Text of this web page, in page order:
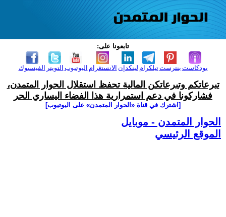
تابعونا على:
الفيسبوك التويتر اليوتيوب الانستغرام لينكدإن تيلكرامبنترست بودكاست
تبرعاتكم وتبرعاتكن المالية تحفظ استقلال الحوار المتمدن،
فشاركونا في دعم استمرارية هذا الفضاء اليساري الحر
[اشترك في قناة ‫«الحوار المتمدن» على اليوتيوب]
الحوار المتمدن - موبايل
الموقع الرئيسي